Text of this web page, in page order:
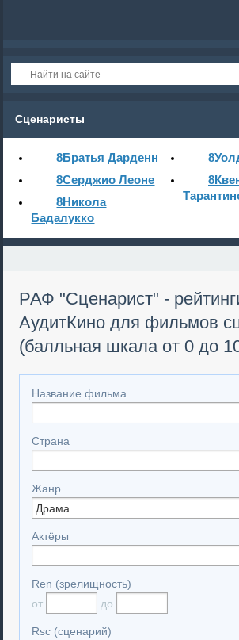
Сценаристы
8Братья Дарденн
8Серджио Леоне
8Никола
Бадалукко
8
8
РАФ "Сценарист" -
АудитКино для фильмов
(балльная шкала от 0 до
Название фильма
Страна
Жанр
Актёры
Ren (зрелищность)
от
до
Rsc (сценарий)